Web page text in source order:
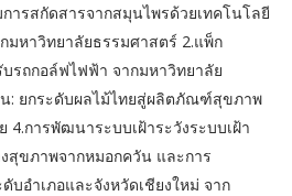
ารสกัดสารจากสมุนไพรด้วยเทคโนโลยี
มหาวิทยาลัยธรรมศาสตร์ 2.แพ็ก
รถกอล์ฟไฟฟ้า จากมหาวิทยาลัย
: ยกระดับผลไม้ไทยสู่ผลิตภัณฑ์สุขภาพ
การพัฒนาระบบเฝ้าระวังระบบเฝ้า
สุขภาพจากหมอกควัน และการ
บอำเภอและจังหวัดเชียงใหม่ จาก